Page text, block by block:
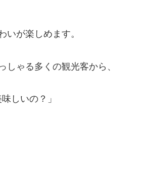
が楽しめます。
ゃる多くの観光客から、
しいの？」